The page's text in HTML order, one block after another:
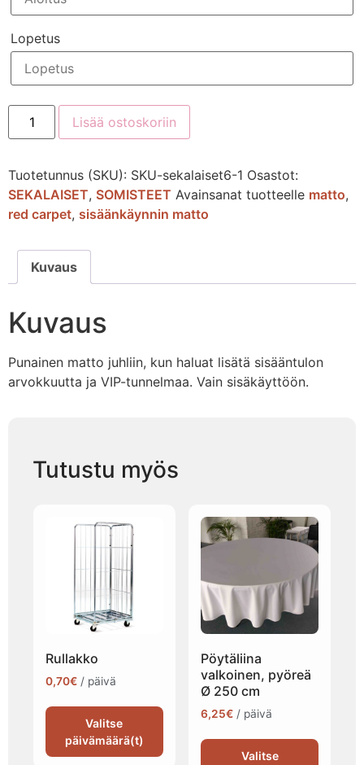
Lopetus
Lisää ostoskoriin
Tuotetunnus (SKU): SKU-sekalaiset6-1 Osastot:
SEKALAISET, SOMISTEET Avainsanat tuotteelle matto,
red carpet, sisäänkäynnin matto
Kuvaus
Kuvaus
Punainen matto juhliin, kun haluat lisätä sisääntulon
arvokkuutta ja VIP-tunnelmaa. Vain sisäkäyttöön.
Tutustu myös
Rullakko
0,70€ / päivä
Valitse
päivämäärä(t)
Pöytäliina
valkoinen, pyöreä
Ø 250 cm
6,25€ / päivä
Valitse